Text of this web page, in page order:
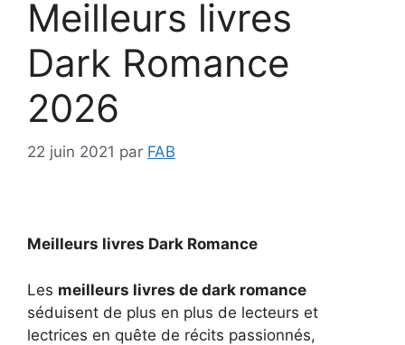
Meilleurs livres
Dark Romance
2026
22 juin 2021 par FAB
Meilleurs livres Dark Romance
Les meilleurs livres de dark romance
séduisent de plus en plus de lecteurs et
lectrices en quête de récits passionnés,